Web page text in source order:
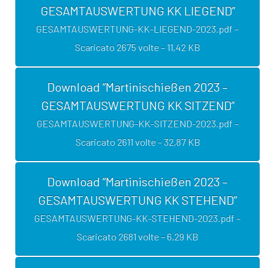
GESAMTAUSWERTUNG KK LIEGEND”
GESAMTAUSWERTUNG-KK-LIEGEND-2023.pdf –
Scaricato 2675 volte – 11,42 KB
Download “Martinischießen 2023 –
GESAMTAUSWERTUNG KK SITZEND”
GESAMTAUSWERTUNG-KK-SITZEND-2023.pdf –
Scaricato 2611 volte – 32,87 KB
Download “Martinischießen 2023 –
GESAMTAUSWERTUNG KK STEHEND”
GESAMTAUSWERTUNG-KK-STEHEND-2023.pdf –
Scaricato 2681 volte – 6,29 KB